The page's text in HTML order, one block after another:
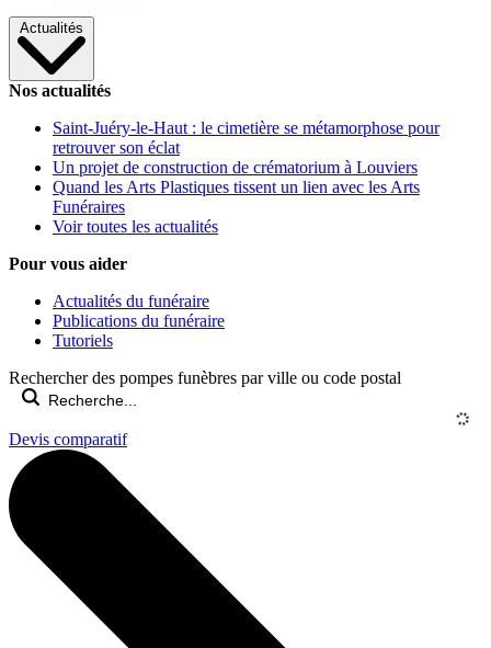
Actualités
Nos actualités
Saint-Juéry-le-Haut : le cimetière se métamorphose pour
retrouver son éclat
Un projet de construction de crématorium à Louviers
Quand les Arts Plastiques tissent un lien avec les Arts
Funéraires
Voir toutes les actualités
Pour vous aider
Actualités du funéraire
Publications du funéraire
Tutoriels
Rechercher des pompes funèbres par ville ou code postal
Devis comparatif